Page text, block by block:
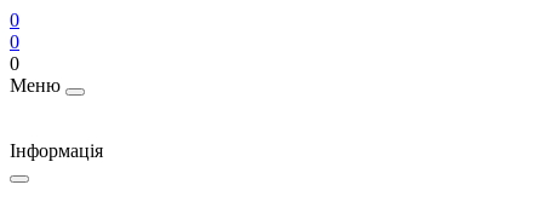
0
0
0
Меню
Інформація